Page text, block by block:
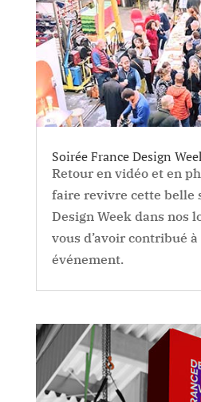
Soirée France Design
Retour en vidéo et en
faire revivre cette belle
Design Week dans nos
vous d’avoir contribué
événement.